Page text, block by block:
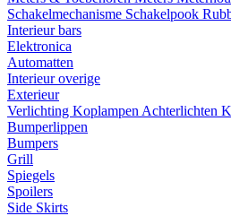
Schakelmechanisme Schakelpook
Interieur bars
Elektronica
Automatten
Interieur overige
Exterieur
Verlichting Koplampen Achterlichten
Bumperlippen
Bumpers
Grill
Spiegels
Spoilers
Side Skirts